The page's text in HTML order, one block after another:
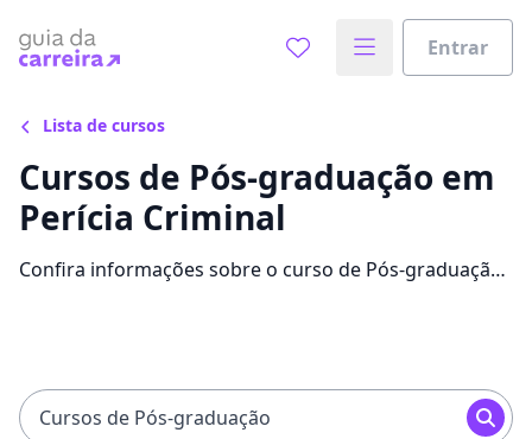
Entrar
Lista de cursos
Cursos de Pós-graduação em
Perícia Criminal
Confira informações sobre o curso de Pós-graduação
Cursos de Pós-graduação